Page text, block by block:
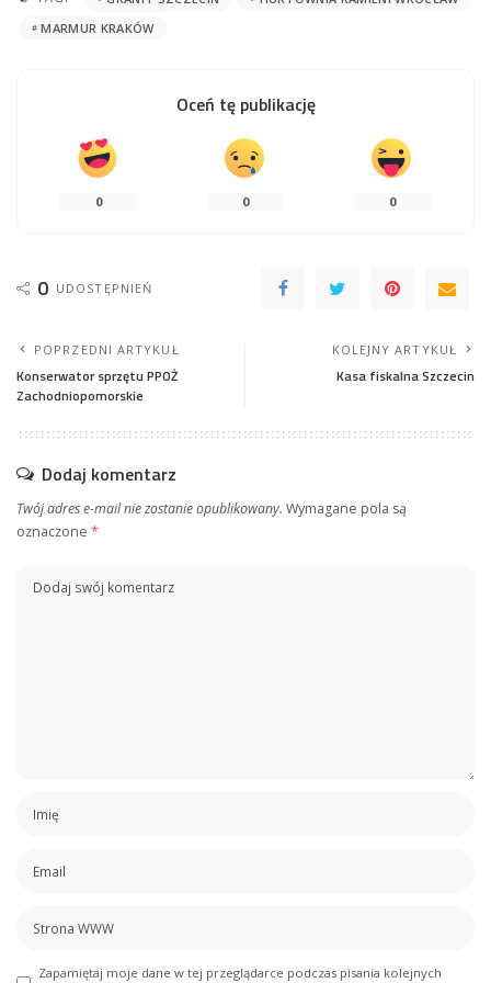
MARMUR KRAKÓW
Oceń tę publikację
0 0 0
0 UDOSTĘPNIEŃ
POPRZEDNI ARTYKUŁ
Konserwator sprzętu PPOŻ
Zachodniopomorskie
KOLEJNY ARTYKUŁ
Kasa fiskalna Szczecin
Dodaj komentarz
Twój adres e-mail nie zostanie opublikowany. Wymagane pola są
oznaczone *
Zapamiętaj moje dane w tej przeglądarce podczas pisania kolejnych